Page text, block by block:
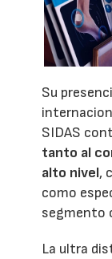
Su
SIDAS
tanto al
alto nivel,
como
segmento
La ultra